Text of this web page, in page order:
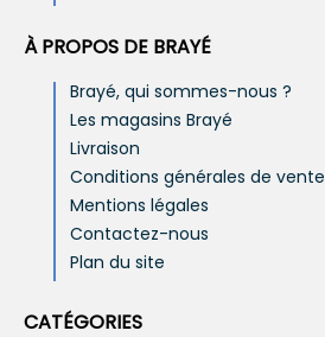
À PROPOS DE BRAYÉ
Brayé, qui sommes-nous ?
Les magasins Brayé
Livraison
Conditions générales de vente
Mentions légales
Contactez-nous
Plan du site
CATÉGORIES